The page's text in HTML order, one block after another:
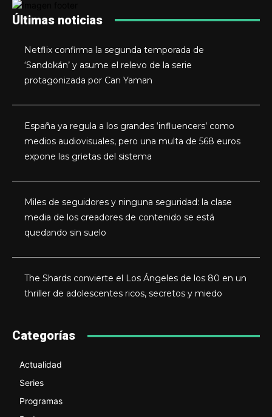
Últimas noticias
Netflix confirma la segunda temporada de
‘Sandokán’ y asume el relevo de la serie
protagonizada por Can Yaman
España ya regula a los grandes ‘influencers’ como
medios audiovisuales, pero una multa de 568 euros
expone las grietas del sistema
Miles de seguidores y ninguna seguridad: la clase
media de los creadores de contenido se está
quedando sin suelo
The Shards convierte el Los Ángeles de los 80 en un
thriller de adolescentes ricos, secretos y miedo
Categorías
Actualidad
Series
Programas